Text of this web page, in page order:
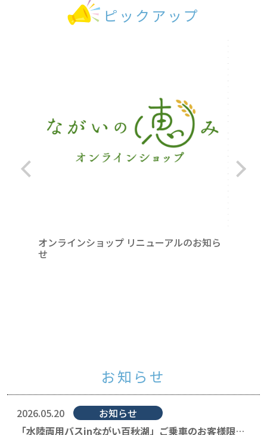
ピックアップ
オンラインショップ リニューアルのお知ら
せ
お知らせ
2026.05.20
お知らせ
「水陸両用バスinながい百秋湖」ご乗車のお客様限定